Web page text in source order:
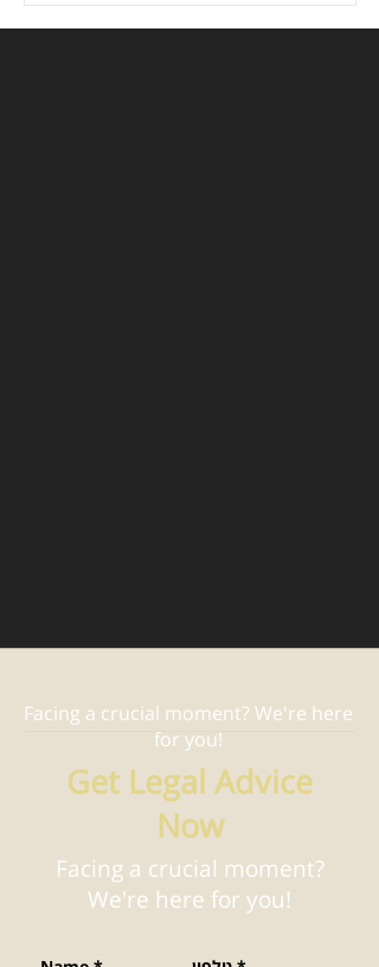
Facing a crucial moment? We're here
for you!
Get Legal Advice
Now
Facing a crucial moment?
We're here for you!